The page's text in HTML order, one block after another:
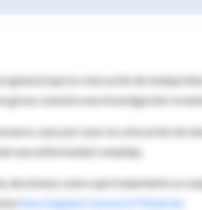
general que la colocación de
muestra una investigación
caso por caso
: la colocación de
una enfermedad compleja.
decisiones sobre qué tratamiento es
New England Journal of Medicine